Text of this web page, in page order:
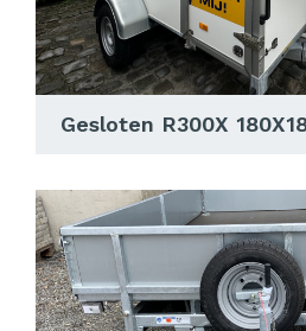
Gesloten R300X